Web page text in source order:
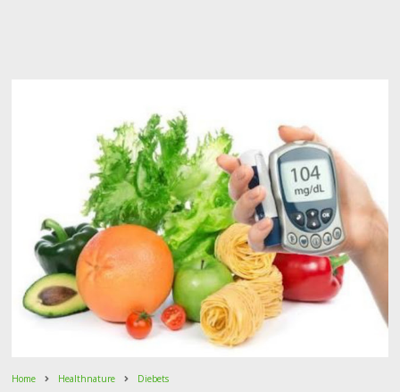
Home Healthnature Diebets